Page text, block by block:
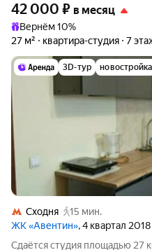
42 000 ₽ в месяц
Вернём 10%
27 м²
квартира-студия 7
3D-тур новостройка
Сходня
15 мин.
ЖК «Авентин», 4 квартал 2018
Сдаётся студия площадью 27